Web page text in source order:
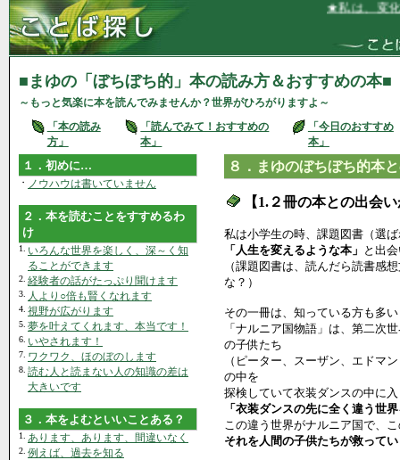
★私は、変化を恐れず
■まゆの「ぼちぼち的」本の読み方＆おすすめの本■
～もっと気楽に本を読んでみませんか？世界がひろがりますよ～
「本の読み
方」
「読んでみて！おすすめの
本」
「今日のおすすめ
本」
１．初めに…
・ ノウハウは書いていません
２．本を読むことをすすめるわ
け
1.
いろんな世界を楽しく、深～く知
ることができます
2. 経験者の話がたっぷり聞けます
3. 人より○倍も賢くなれます
4. 視野が広がります
5. 夢を叶えてくれます、本当です！
6. いやされます！
7. ワクワク、ほのぼのします
8. 読む人と読まない人の知識の差は
大きいです
３．本をよむといいことある？
1. あります、あります、間違いなく
2. 例えば、過去を知る
８．まゆのぼちぼち的本
【1.２冊の本との出会
私は小学生の時、課題図書（選
「人生を変えるような本」 と出
（課題図書は、読んだら読書感
な？）
その一冊は、知っている方も多
「ナルニア国物語」は、第二次
の子供たち
（ピーター、スーザン、エドマ
の中を
探検していて衣装ダンスの中に
「衣装ダンスの先に全く違う世
この違う世界がナルニア国で、
それを人間の子供たちが救って